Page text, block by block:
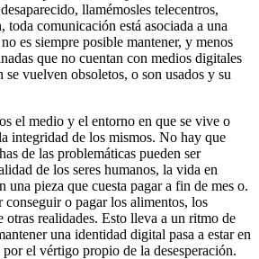
llamémosles telecentros,
comunicación está asociada a una
es siempre posible mantener, y menos
que no cuentan con medios digitales
se vuelven obsoletos, o son usados y su
el medio y el entorno en que se vive o
integridad de los mismos. No hay que
de las problemáticas pueden ser
de los seres humanos, la vida en
una pieza que cuesta pagar a fin de mes o.
o pagar los alimentos, los
otras realidades. Esto lleva a un ritmo de
una identidad digital pasa a estar en
el vértigo propio de la desesperación.